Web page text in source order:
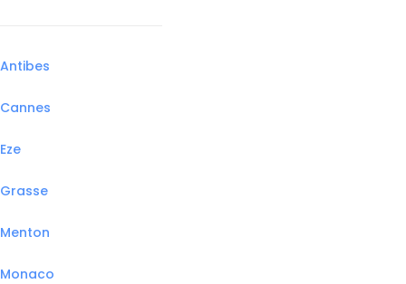
Antibes
Cannes
Eze
Grasse
Menton
Monaco